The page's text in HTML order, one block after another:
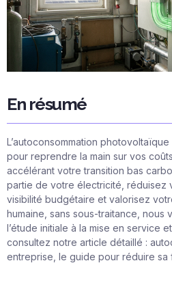
En résumé
L’autoconsommation
pour reprendre la main sur vos
accélérant votre transition bas
partie de votre électricité, réduisez
visibilité budgétaire et valorisez
humaine, sans sous-traitance, nous
l’étude initiale à la mise en service
consultez notre article détaillé :
entreprise, le guide pour réduire sa